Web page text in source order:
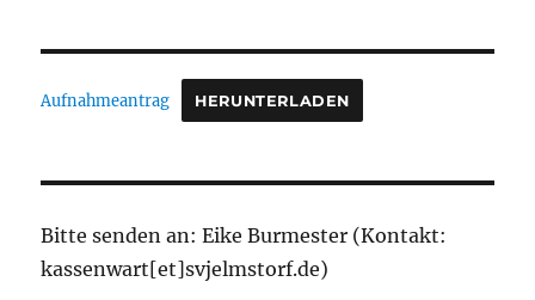
Aufnahmeantrag HERUNTERLADEN
Bitte senden an: Eike Burmester (Kontakt:
kassenwart[et]svjelmstorf.de)